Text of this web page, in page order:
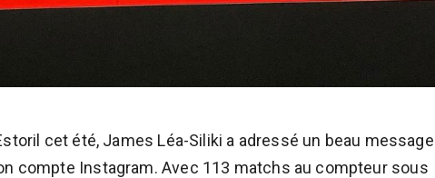
cet été, James Léa-Siliki a adressé un beau message
compte Instagram. Avec 113 matchs au compteur sous